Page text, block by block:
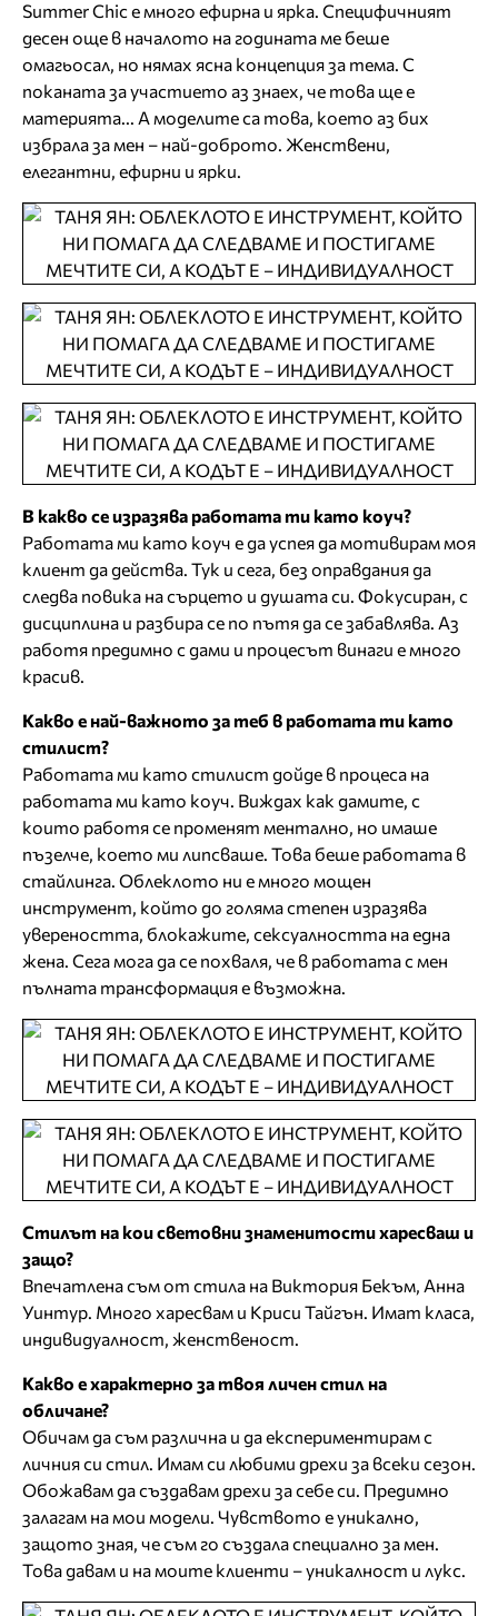
Summer Chic е много ефирна и ярка. Специфичният
десен още в началото на годината ме беше
омагьосал, но нямах ясна концепция за тема. С
поканата за участието аз знаех, че това ще е
материята... А моделите са това, което аз бих
избрала за мен – най-доброто. Женствени,
елегантни, ефирни и ярки.
В какво се изразява работата ти като коуч?
Работата ми като коуч е да успея да мотивирам моя
клиент да действа. Тук и сега, без оправдания да
следва повика на сърцето и душата си. Фокусиран, с
дисциплина и разбира се по пътя да се забавлява. Аз
работя предимно с дами и процесът винаги е много
красив.
Какво е най-важното за теб в работата ти като
стилист?
Работата ми като стилист дойде в процеса на
работата ми като коуч. Виждах как дамите, с
които работя се променят ментално, но имаше
пъзелче, което ми липсваше. Това беше работата в
стайлинга. Облеклото ни е много мощен
инструмент, който до голяма степен изразява
увереността, блокажите, сексуалността на една
жена. Сега мога да се похваля, че в работата с мен
пълната трансформация е възможна.
Стилът на кои световни знаменитости харесваш и
защо?
Впечатлена съм от стила на Виктория Бекъм, Анна
Уинтур. Много харесвам и Криси Тайгън. Имат класа,
индивидуалност, женственост.
Какво е характерно за твоя личен стил на
обличане?
Обичам да съм различна и да експериментирам с
личния си стил. Имам си любими дрехи за всеки сезон.
Обожавам да създавам дрехи за себе си. Предимно
залагам на мои модели. Чувството е уникално,
защото зная, че съм го създала специално за мен.
Това давам и на моите клиенти – уникалност и лукс.